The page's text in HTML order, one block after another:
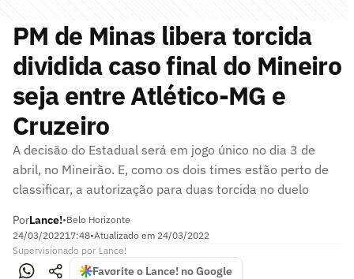
PM de Minas libera torcida
dividida caso final do Mineiro
seja entre Atlético-MG e
Cruzeiro
A decisão do Estadual será em jogo único no dia 3 de
abril, no Mineirão. E, como os dois times estão perto de
classificar, a autorização para duas torcida no duelo
PorLance!•Belo Horizonte
24/03/202217:48•Atualizado em 24/03/2022
Supervisionado por Lance!
Favorite o Lance! no Google